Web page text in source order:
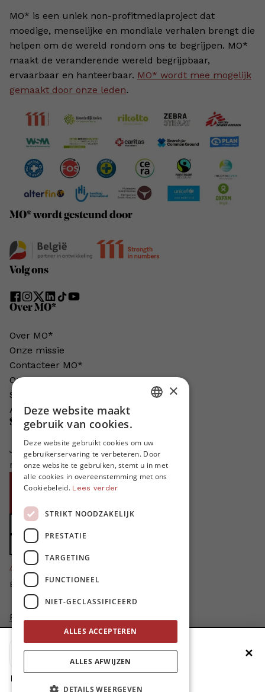
MO* is een uniek non-profitmediaproject dat
moedige, menselijke en mondiale verhalen brengt die
helpen om de wereld rondom ons te begrijpen. MO*
maakt de veranderende wereld begrijpbaar,
ervaarbaar en hanteerbaar. MO* wordt mee mogelijk
gemaakt door onze leden.
MO* wordt gesteund door
Volg ons
Over MO*
Over MO*
Onze missie
Contacteer MO*
Onze auteurs
Schrijven voor MO*?
Adverteren in MO*
Steun MO*
Je helpt ons groeien. MO* bestaat
niet zonder jouw steun!
Doe een gift
Zet MO* in uw testament
4424
Bedankt voor jullie steun!
Privacybeleid
Disclaimer
AI Charter
Cookievoorkeuren aanpassen
site by
Voeg MO* toe aan je beginscherm ✕
1. Druk op de deelknop
ENGLISH
×
Deze website maakt
gebruik van cookies.
Deze website gebruikt cookies om uw
gebruikerservaring te verbeteren. Door
onze website te gebruiken, stemt u in met
alle cookies in overeenstemming met ons
Cookiebeleid. Lees verder
STRIKT NOODZAKELIJK
PRESTATIE
TARGETING
FUNCTIONEEL
NIET-GECLASSIFICEERD
ALLES ACCEPTEREN
ALLES AFWIJZEN
DETAILS WEERGEVEN